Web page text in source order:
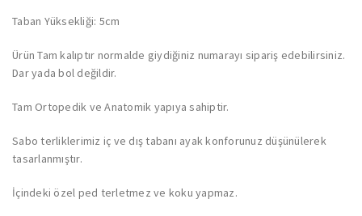
Taban Yüksekliği: 5cm
Ürün Tam kalıptır normalde giydiğiniz numarayı sipariş edebilirsiniz.
Dar yada bol değildir.
Tam Ortopedik ve Anatomik yapıya sahiptir.
Sabo terliklerimiz iç ve dış tabanı ayak konforunuz düşünülerek
tasarlanmıştır.
İçindeki özel ped terletmez ve koku yapmaz.